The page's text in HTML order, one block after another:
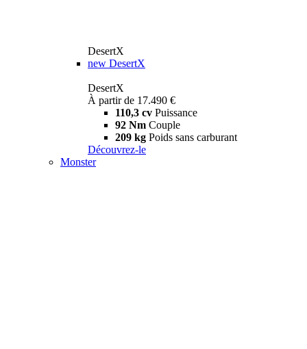
DesertX
new DesertX
DesertX
À partir de 17.490 €
110,3 cv Puissance
92 Nm Couple
209 kg Poids sans carburant
Découvrez-le
Monster